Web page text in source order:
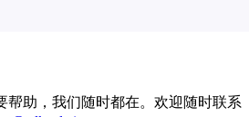
帮助，我们随时都在。欢迎随时联系